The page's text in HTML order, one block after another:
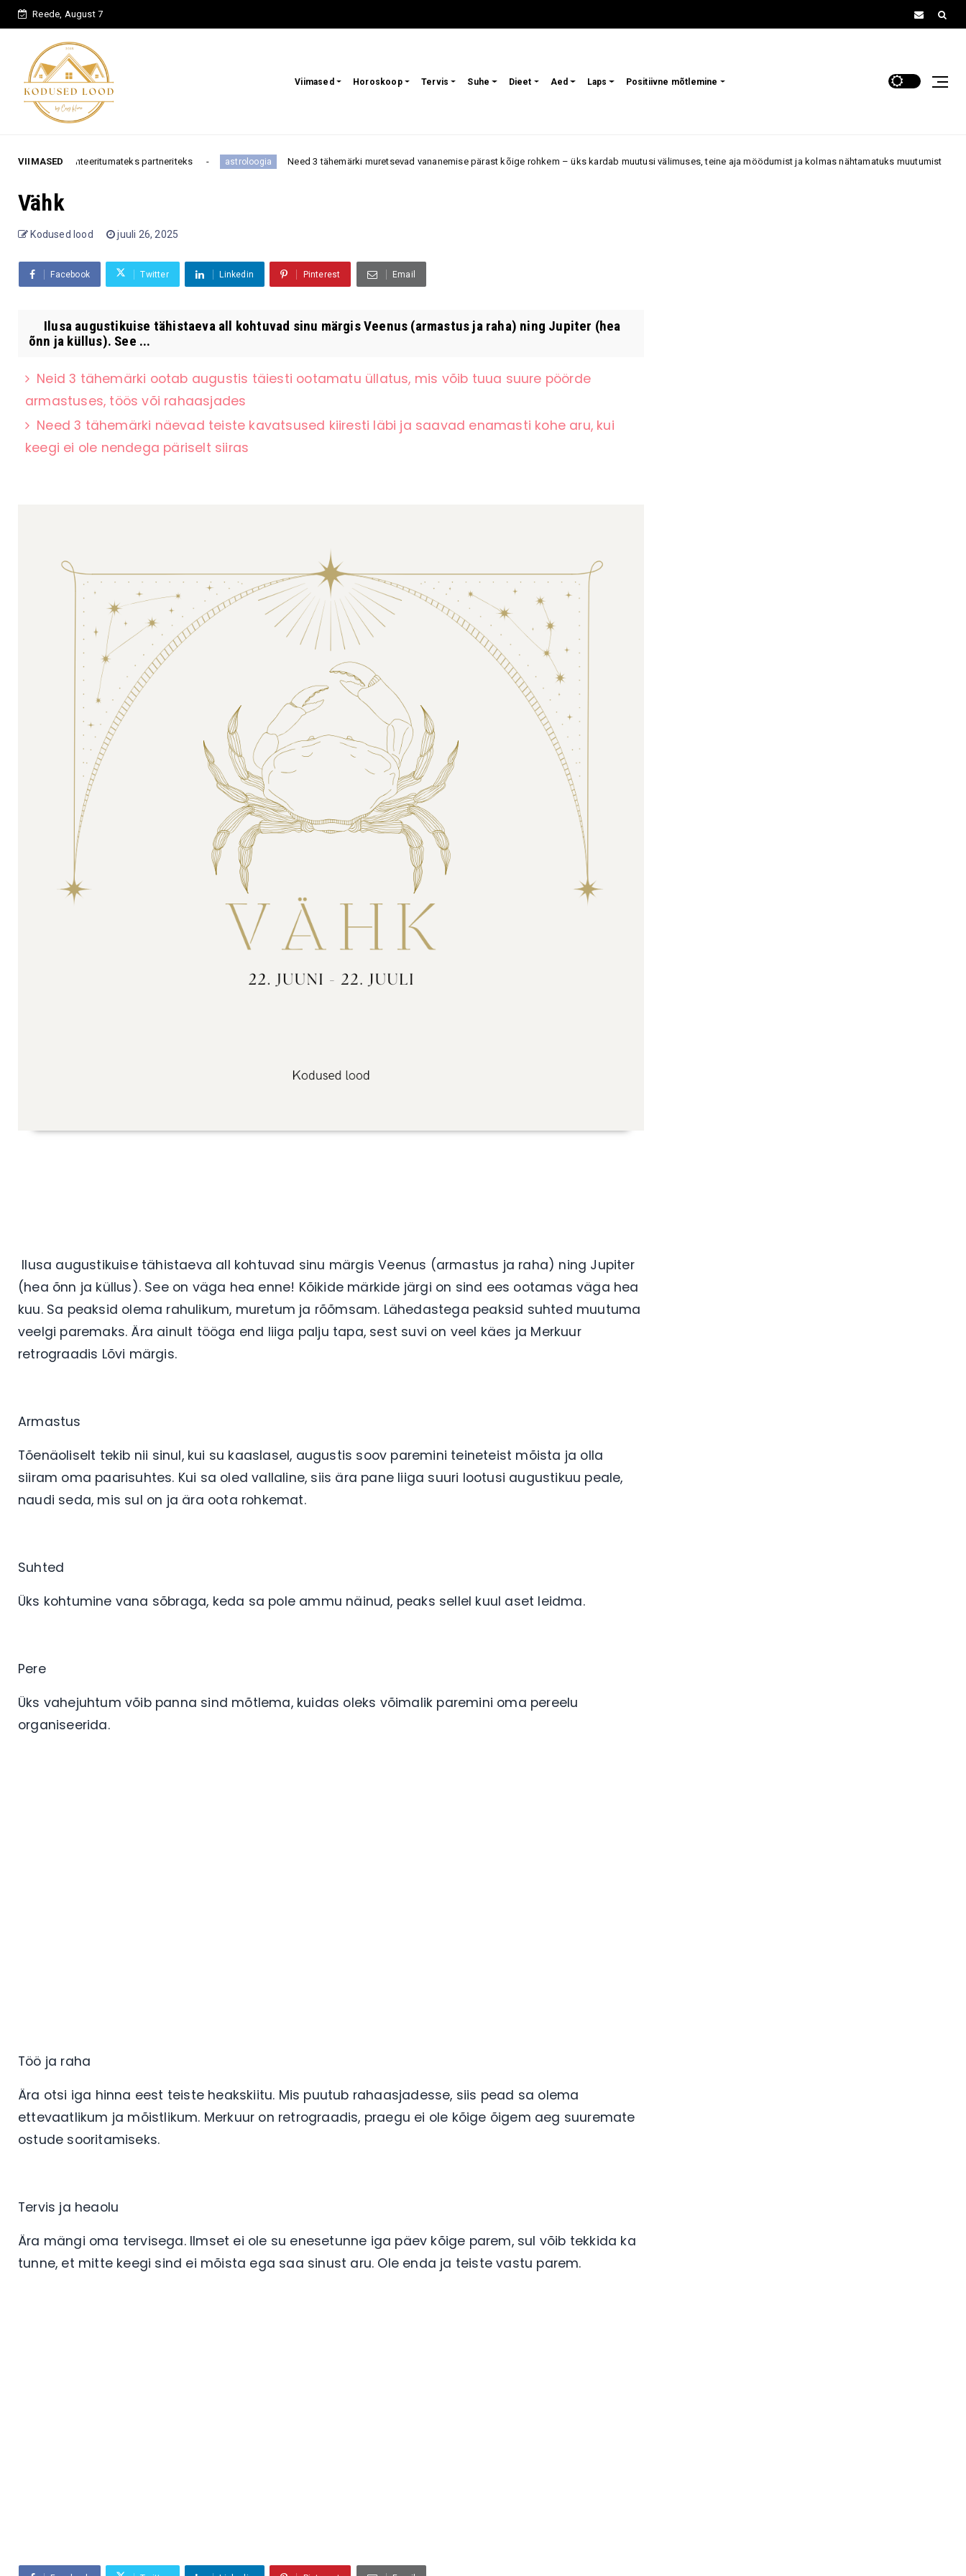
Reede, August 7
Viimased Horoskoop Tervis Suhe Dieet Aed Laps Positiivne mõtlemine
VIIMASED partneriteks astroloogia Need 3 tähemärki muretsevad vananemise pärast kõige rohkem – üks kardab muutusi välimuses, teine aja möödumist ja kolmas nähtamatuks muutumist 70+ „Ma
Vähk
Kodused lood juuli 26, 2025
Facebook Twitter Linkedin Pinterest Email
Ilusa augustikuise tähistaeva all kohtuvad sinu märgis Veenus (armastus ja raha) ning Jupiter (hea
õnn ja küllus). See ...
Neid 3 tähemärki ootab augustis täiesti ootamatu üllatus, mis võib tuua suure pöörde
armastuses, töös või rahaasjades
Need 3 tähemärki näevad teiste kavatsused kiiresti läbi ja saavad enamasti kohe aru, kui
keegi ei ole nendega päriselt siiras
Ilusa augustikuise tähistaeva all kohtuvad sinu märgis Veenus (armastus ja raha) ning Jupiter
(hea õnn ja küllus). See on väga hea enne! Kõikide märkide järgi on sind ees ootamas väga hea
kuu. Sa peaksid olema rahulikum, muretum ja rõõmsam. Lähedastega peaksid suhted muutuma
veelgi paremaks. Ära ainult tööga end liiga palju tapa, sest suvi on veel käes ja Merkuur
retrograadis Lõvi märgis.
Armastus
Tõenäoliselt tekib nii sinul, kui su kaaslasel, augustis soov paremini teineteist mõista ja olla
siiram oma paarisuhtes. Kui sa oled vallaline, siis ära pane liiga suuri lootusi augustikuu peale,
naudi seda, mis sul on ja ära oota rohkemat.
Suhted
Üks kohtumine vana sõbraga, keda sa pole ammu näinud, peaks sellel kuul aset leidma.
Pere
Üks vahejuhtum võib panna sind mõtlema, kuidas oleks võimalik paremini oma pereelu
organiseerida.
Töö ja raha
Ära otsi iga hinna eest teiste heakskiitu. Mis puutub rahaasjadesse, siis pead sa olema
ettevaatlikum ja mõistlikum. Merkuur on retrograadis, praegu ei ole kõige õigem aeg suuremate
ostude sooritamiseks.
Tervis ja heaolu
Ära mängi oma tervisega. Ilmset ei ole su enesetunne iga päev kõige parem, sul võib tekkida ka
tunne, et mitte keegi sind ei mõista ega saa sinust aru. Ole enda ja teiste vastu parem.